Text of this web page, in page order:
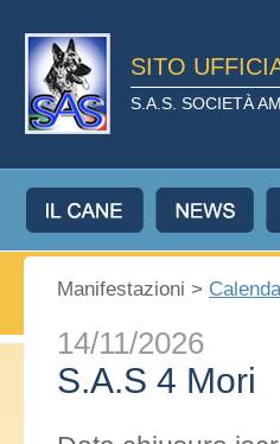
SITO
S.A.S. SOCIETÀ
Manifestazioni >
14/11/2026
S.A.S 4 Mori